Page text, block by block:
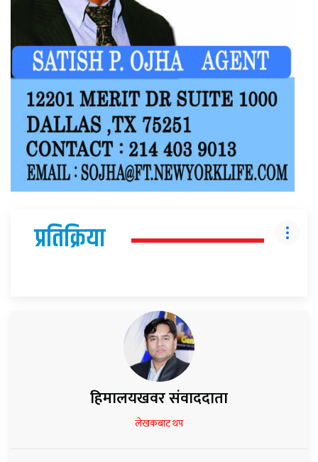
प्रतिक्रिया
हिमालयखवर संवाददाता
लेखकबाट थप